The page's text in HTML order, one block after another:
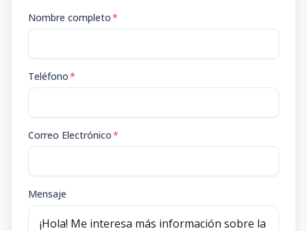
Nombre completo*
Teléfono*
Correo Electrónico*
Mensaje